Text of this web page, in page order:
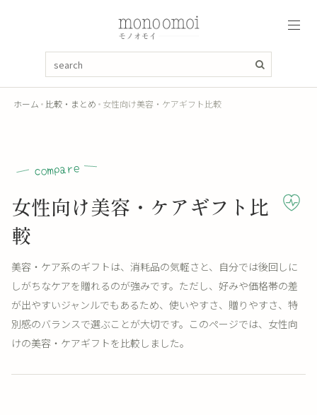
ホーム 比較・まとめ 女性向け美容・ケアギフト比較
compare
女性向け美容・ケアギフト比
較
美容・ケア系のギフトは、消耗品の気軽さと、自分では後回しに
しがちなケアを贈れるのが強みです。ただし、好みや価格帯の差
が出やすいジャンルでもあるため、使いやすさ、贈りやすさ、特
別感のバランスで選ぶことが大切です。このページでは、女性向
けの美容・ケアギフトを比較しました。